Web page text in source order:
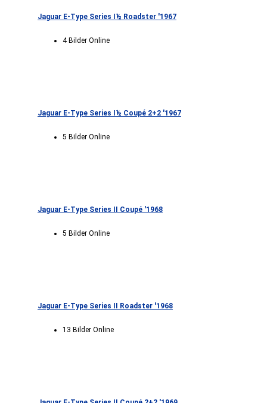
Jaguar E-Type Series I½ Roadster '1967
4 Bilder Online
Jaguar E-Type Series I½ Coupé 2+2 '1967
5 Bilder Online
Jaguar E-Type Series II Coupé '1968
5 Bilder Online
Jaguar E-Type Series II Roadster '1968
13 Bilder Online